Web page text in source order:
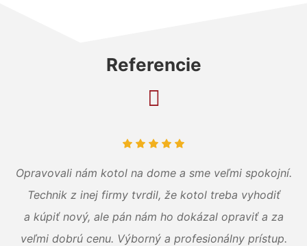
Referencie
Opravovali nám kotol na dome a sme veľmi spokojní.
Technik z inej firmy tvrdil, že kotol treba vyhodiť
a kúpiť nový, ale pán nám ho dokázal opraviť a za
veľmi dobrú cenu. Výborný a profesionálny prístup.